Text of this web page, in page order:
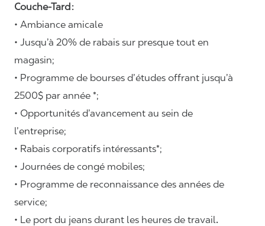
Couche-Tard :
• Ambiance amicale
• Jusqu’à 20% de rabais sur presque tout en
magasin;
• Programme de bourses d’études offrant jusqu’à
2500$ par année *;
• Opportunités d’avancement au sein de
l’entreprise;
• Rabais corporatifs intéressants*;
• Journées de congé mobiles;
• Programme de reconnaissance des années de
service;
• Le port du jeans durant les heures de travail.